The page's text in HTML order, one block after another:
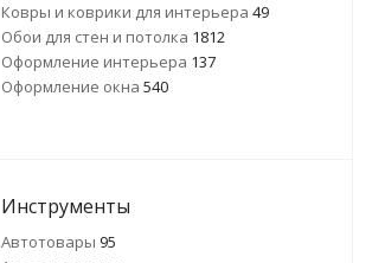
Ковры и коврики для интерьера 49
Обои для стен и потолка 1812
Оформление интерьера 137
Оформление окна 540
Инструменты
Автотовары 95